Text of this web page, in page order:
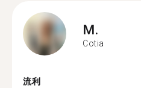
M.
Cotia
流利